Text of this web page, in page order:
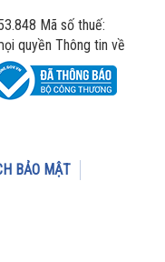
Mã số thuế:
quyền Thông tin về
BẢO MẬT